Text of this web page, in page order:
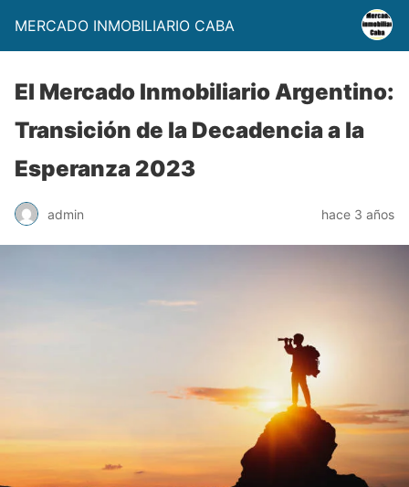
MERCADO INMOBILIARIO CABA
El Mercado Inmobiliario Argentino:
Transición de la Decadencia a la
Esperanza 2023
admin hace 3 años